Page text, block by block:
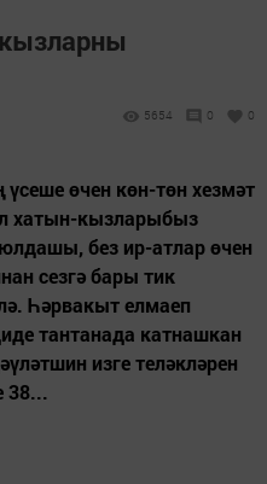
5654 0 0
үсеше өчен көн-төн хезмәт
хатын-кызларыбыз
без ир-атлар өчен
сезгә бары тик
Һәрвакыт елмаеп
тантанада катнашкан
изге теләкләрен
38...